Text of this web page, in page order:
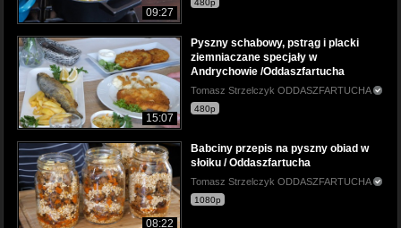
09:27
480p
15:07
Pyszny schabowy, pstrąg i placki
ziemniaczane specjały w
Andrychowie /Oddaszfartucha
Tomasz Strzelczyk ODDASZFARTUCHA
480p
08:22
Babciny przepis na pyszny obiad w
słoiku / Oddaszfartucha
Tomasz Strzelczyk ODDASZFARTUCHA
1080p